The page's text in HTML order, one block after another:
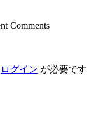
Comments
ログイン が必要です